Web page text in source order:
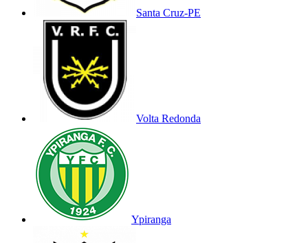
Santa Cruz-PE
Volta Redonda
Ypiranga